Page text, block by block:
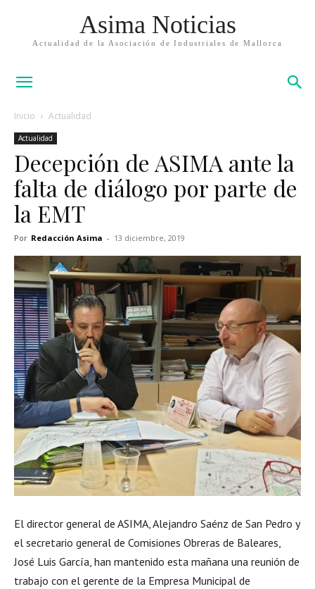
Asima Noticias
Actualidad de la Asociación de Industriales de Mallorca
Inicio Actualidad
Actualidad
Decepción de ASIMA ante la
falta de diálogo por parte de
la EMT
Por Redacción Asima - 13 diciembre, 2019
El director general de ASIMA, Alejandro Saénz de San Pedro y
el secretario general de Comisiones Obreras de Baleares,
José Luis García, han mantenido esta mañana una reunión de
trabajo con el gerente de la Empresa Municipal de